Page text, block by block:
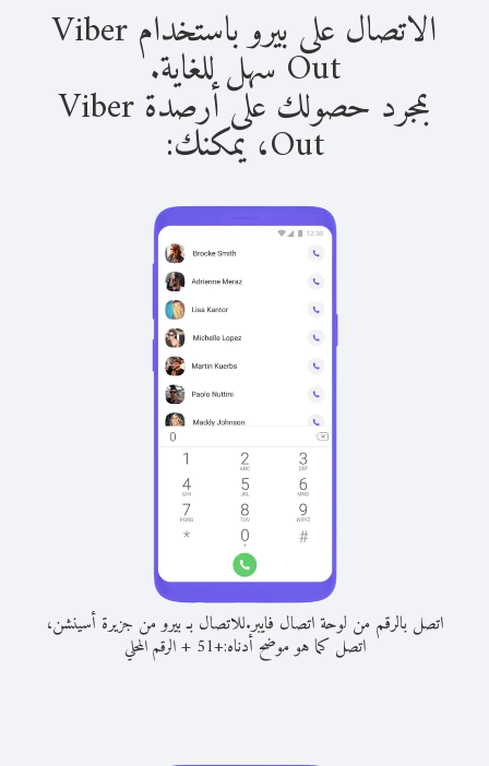
الاتصال على بيرو باستخدام Viber
Out سهل للغاية.
بمجرد حصولك على أرصدة Viber
Out، يمكنك:
اتصل بالرقم من لوحة اتصال فايبر.للاتصال بـ بيرو من جزيرة أسينشن،
اتصل كما هو موضح أدناه:+
51
+الرقم المحلي